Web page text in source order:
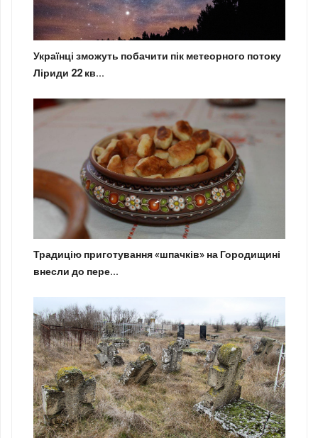
Українці зможуть побачити пік метеорного потоку
Ліриди 22 кв...
Традицію приготування «шпачків» на Городищині
внесли до пере...